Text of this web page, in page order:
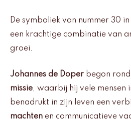
De symboliek van nummer 30
een krachtige combinatie van
groei.
Johannes de Doper begon
missie, waarbij hij vele mensen
benadrukt in zijn leven een
machten en communicatieve